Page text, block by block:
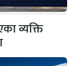
व्यक्ति